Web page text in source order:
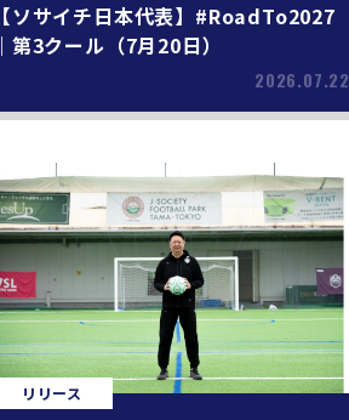
【ソサイチ日本代表】#RoadTo2027
｜第3クール（7月20日）
2026.07.22
リリース